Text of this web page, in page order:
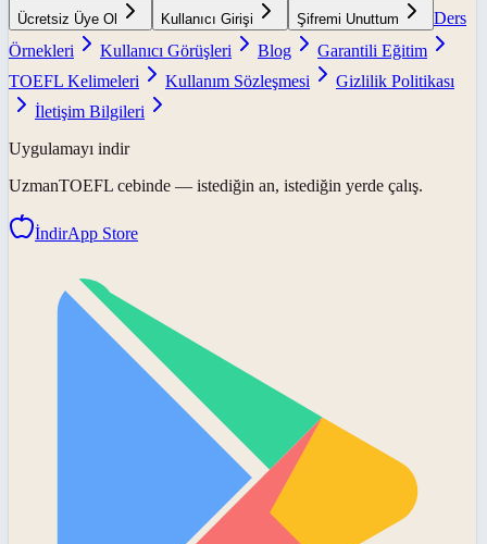
Ücretsiz Üye Ol Kullanıcı Girişi Şifremi Unuttum
Ders
Örnekleri
Kullanıcı Görüşleri Blog
Garantili Eğitim
TOEFL Kelimeleri
Kullanım Sözleşmesi
Gizlilik Politikası
İletişim Bilgileri
Uygulamayı indir
UzmanTOEFL cebinde — istediğin an, istediğin yerde çalış.
İndirApp Store